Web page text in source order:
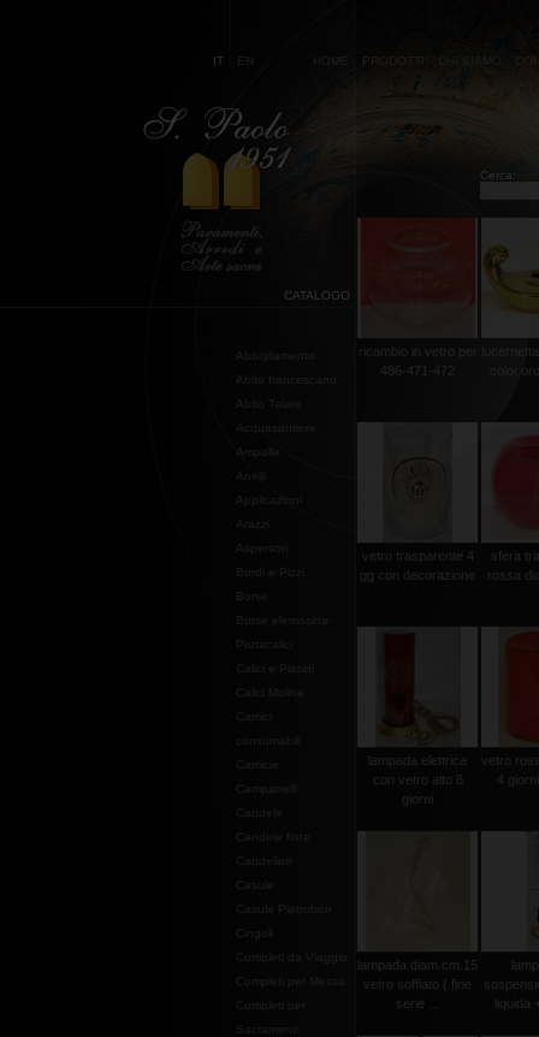
IT EN HOME PRODOTTI CHI SIAMO
Cerca:
CATALOGO
Abbigliamento
Abito francescano
Abito Talare
Acquasantiere
Ampolle
Anelli
Applicazioni
Arazzi
Aspersori
Bordi e Pizzi
Borse
Borse elemosina-
Portacalici
Calici e Pissidi
Calici Molina
Campanelli
Candele
Candele finte
Candelieri
Casule
Casule Pietrobon
Cingoli
Completi da Viaggio
Completi per Messa
Completi per
Sacramenti
ricambio in vetro per
486-471-472
vetro trasparente 4
gg con decorazione
sfera
rossa
lampada elettrica
con vetro alto 8
giorni
vetro
4
lampada diam.cm.15
vetro soffiato ( fine
serie ...
liquida